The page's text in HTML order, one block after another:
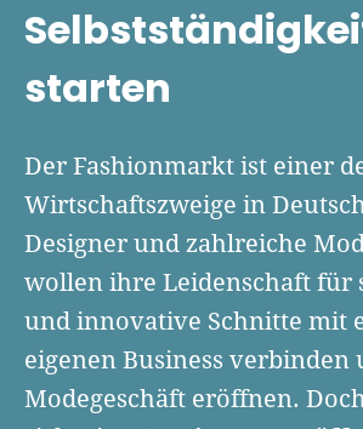
Selbstständig machen
Über 500 Geschäftsideen
Geschäftsmodell entwickeln
Businessplan schreiben
Businessplan-Vorlage & Muster
Finanzplan erstellen
Top 15 Franchise
Gründen
Firma gründen: 10 Tipps
Rechtsform wählen
UG gründen
GmbH gründen
Geschäftskonto-Vergleich
Unternehmen anmelden
Wachsen
6 Tipps zum Start
Fördermittelcheck machen
Kunden gewinnen
Website erstellen
Finanzieren
Fördermittel
starten
Der Fashionmarkt ist einer
Wirtschaftszweige in
Designer und zahlreiche
wollen ihre Leidenschaft für
und innovative Schnitte mit
eigenen Business verbinden
Modegeschäft eröffnen.